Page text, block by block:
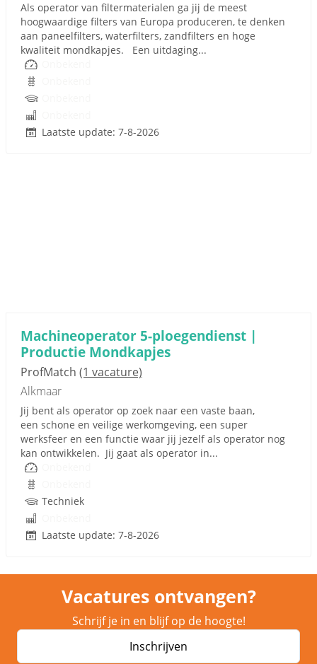
Als operator van filtermaterialen ga jij de meest
hoogwaardige filters van Europa produceren, te denken
aan paneelfilters, waterfilters, zandfilters en hoge
kwaliteit mondkapjes. Een uitdaging...
Laatste update: 7-8-2026
Machineoperator 5-ploegendienst |
Productie Mondkapjes
ProfMatch (1 vacature)
Alkmaar
Jij bent als operator op zoek naar een vaste baan,
een schone en veilige werkomgeving, een super
werksfeer en een functie waar jij jezelf als operator nog
kan ontwikkelen. Jij gaat als operator in...
Techniek
Laatste update: 7-8-2026
Vacatures ontvangen?
Schrijf je in en blijf op de hoogte!
Inschrijven